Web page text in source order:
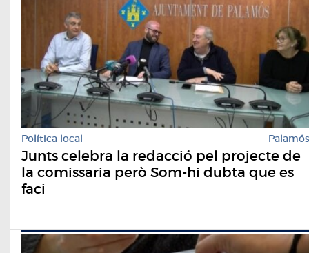
Política local Palamós
Junts celebra la redacció pel projecte de
la comissaria però Som-hi dubta que es
faci